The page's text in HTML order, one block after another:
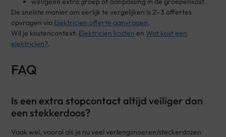
De snelste manier om eerlijk te vergelijken is 2–3 offertes
opvragen via Elektricien offerte aanvragen.
Wil je kostencontext: Elektricien kosten en Wat kost een
elektricien?.
FAQ
Is een extra stopcontact altijd veiliger dan
een stekkerdoos?
Vaak wel, vooral als je nu veel verlengsnoeren/steckerdozen